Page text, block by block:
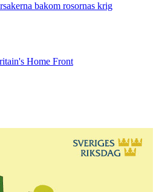
bakom rosornas krig
Home Front